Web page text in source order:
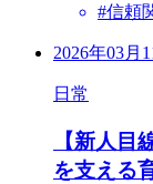
#信頼
2026年03月
日常
【新人目
を支える